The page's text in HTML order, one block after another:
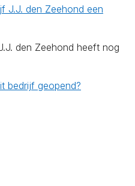
J.J. den Zeehond een
den Zeehond heeft nog
bedrijf geopend?